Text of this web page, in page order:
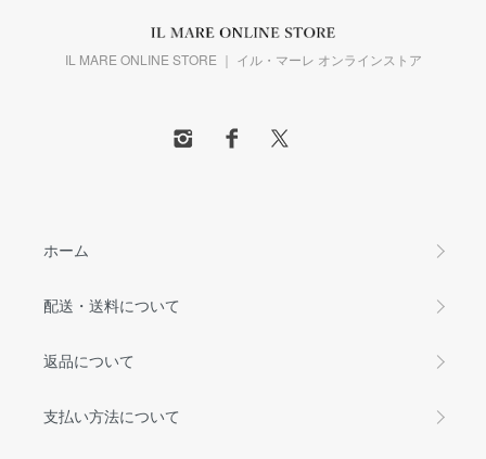
IL MARE ONLINE STORE ｜ イル・マーレ オンラインストア
ホーム
配送・送料について
返品について
支払い方法について